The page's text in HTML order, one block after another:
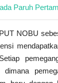
Paruh
NOBU
dimana